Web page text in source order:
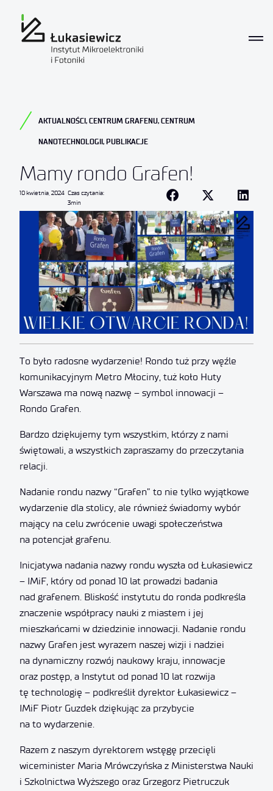
AKTUALNOŚCI, CENTRUM GRAFENU, CENTRUM
NANOTECHNOLOGII, PUBLIKACJE
Mamy rondo Grafen!
10 kwietnia, 2024 Czas czytania:
3min
To było radosne wydarzenie! Rondo tuż przy węźle
komunikacyjnym Metro Młociny, tuż koło Huty
Warszawa ma nową nazwę – symbol innowacji –
Rondo Grafen.
Bardzo dziękujemy tym wszystkim, którzy z nami
świętowali, a wszystkich zapraszamy do przeczytania
relacji.
Nadanie rondu nazwy “Grafen” to nie tylko wyjątkowe
wydarzenie dla stolicy, ale również świadomy wybór
mający na celu zwrócenie uwagi społeczeństwa
na potencjał grafenu.
Inicjatywa nadania nazwy rondu wyszła od Łukasiewicz
– IMiF, który od ponad 10 lat prowadzi badania
nad grafenem. Bliskość instytutu do ronda podkreśla
znaczenie współpracy nauki z miastem i jej
mieszkańcami w dziedzinie innowacji. Nadanie rondu
nazwy Grafen jest wyrazem naszej wizji i nadziei
na dynamiczny rozwój naukowy kraju, innowacje
oraz postęp, a Instytut od ponad 10 lat rozwija
tę technologię – podkreślił dyrektor Łukasiewicz –
IMiF Piotr Guzdek dziękując za przybycie
na to wydarzenie.
Razem z naszym dyrektorem wstęgę przecięli
wiceminister Maria Mrówczyńska z Ministerstwa Nauki
i Szkolnictwa Wyższego oraz Grzegorz Pietruczuk